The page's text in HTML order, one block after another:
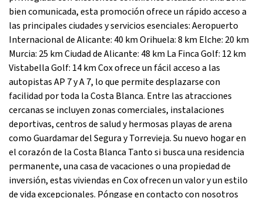
bien comunicada, esta promoción ofrece un rápido acceso a
las principales ciudades y servicios esenciales: Aeropuerto
Internacional de Alicante: 40 km Orihuela: 8 km Elche: 20 km
Murcia: 25 km Ciudad de Alicante: 48 km La Finca Golf: 12 km
Vistabella Golf: 14 km Cox ofrece un fácil acceso a las
autopistas AP 7 y A 7, lo que permite desplazarse con
facilidad por toda la Costa Blanca. Entre las atracciones
cercanas se incluyen zonas comerciales, instalaciones
deportivas, centros de salud y hermosas playas de arena
como Guardamar del Segura y Torrevieja. Su nuevo hogar en
el corazón de la Costa Blanca Tanto si busca una residencia
permanente, una casa de vacaciones o una propiedad de
inversión, estas viviendas en Cox ofrecen un valor y un estilo
de vida excepcionales. Póngase en contacto con nosotros